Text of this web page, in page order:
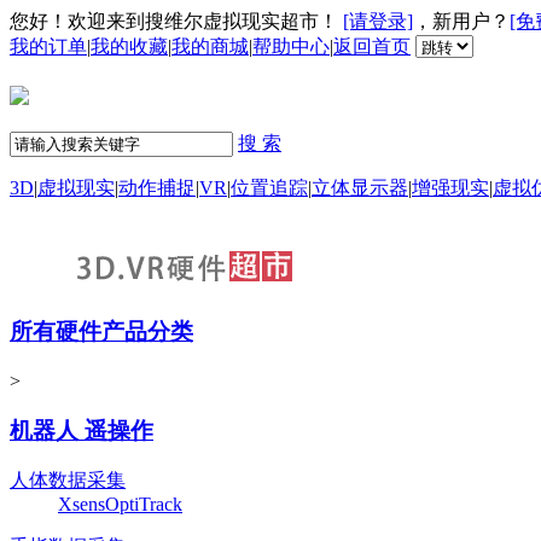
您好！欢迎来到搜维尔虚拟现实超市！ [请登录] ，新用户？ [免
我的订单|我的收藏|我的商城|帮助中心|返回首页
搜 索
3D|虚拟现实|动作捕捉|VR|位置追踪|立体显示器|增强现实|虚拟
所有硬件产品分类
>
机器人 遥操作
人体数据采集
XsensOptiTrack